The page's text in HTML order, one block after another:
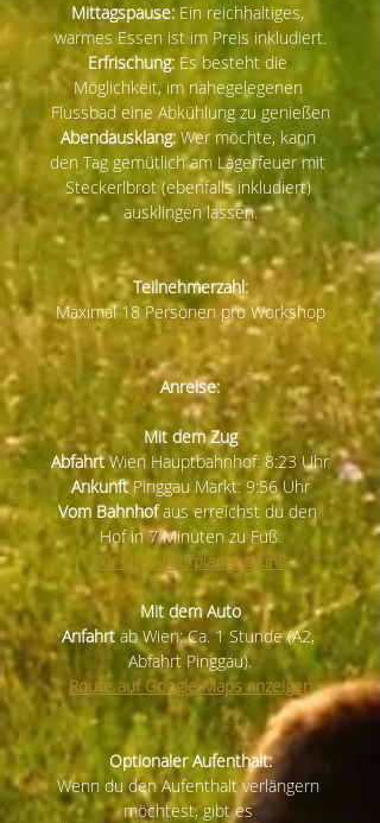
Mittagspause: Ein reichhaltiges,
warmes Essen ist im Preis inkludiert.
Erfrischung: Es besteht die
Möglichkeit, im nahegelegenen
Flussbad eine Abkühlung zu genießen
Abendausklang: Wer möchte, kann
den Tag gemütlich am Lagerfeuer mit
Steckerlbrot (ebenfalls inkludiert)
ausklingen lassen.
Teilnehmerzahl:
Maximal 18 Personen pro Workshop
Anreise:
Mit dem Zug
Abfahrt Wien Hauptbahnhof: 8:23 Uhr
Ankunft Pinggau Markt: 9:56 Uhr
Vom Bahnhof aus erreichst du den
Hof in 7 Minuten zu Fuß.
Zur ÖBB-Fahrplanauskunft
Mit dem Auto
Anfahrt ab Wien: Ca. 1 Stunde (A2,
Abfahrt Pinggau).
Route auf Google Maps anzeigen
Optionaler Aufenthalt:
Wenn du den Aufenthalt verlängern
möchtest, gibt es